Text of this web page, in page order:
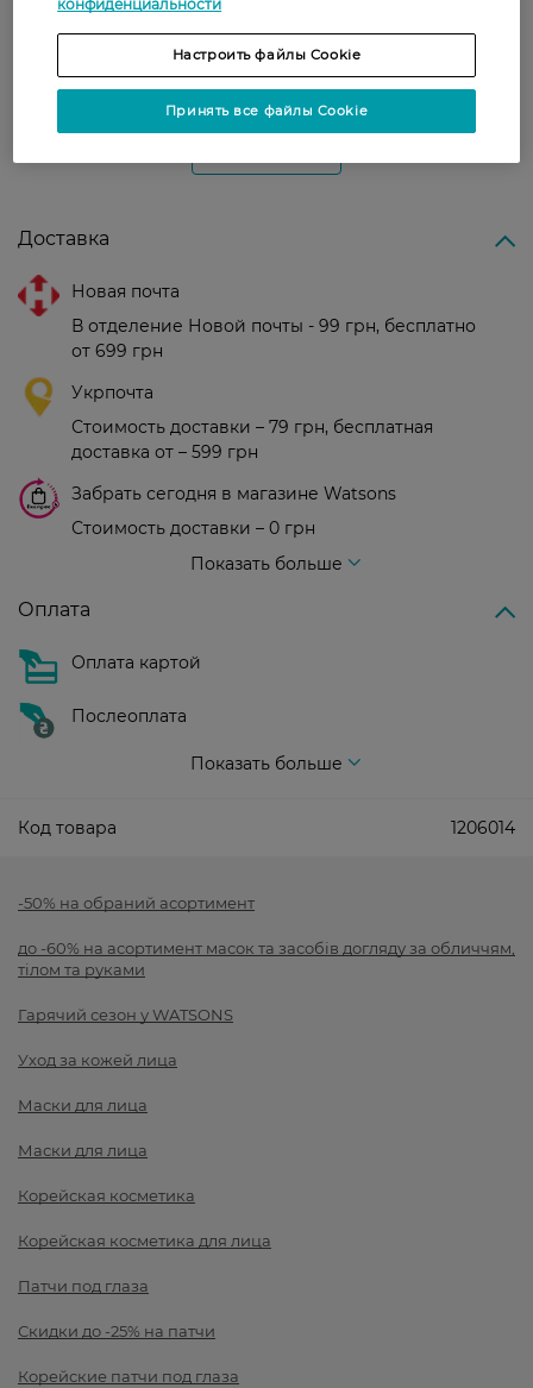
Олена
Хорошо омолаживают, эффект
заметный
Доставка
Новая почта
В отделение Новой почты - 99 грн, бесплатно
от 699 грн
Укрпочта
Стоимость доставки – 79 грн, бесплатная
доставка от – 599 грн
Забрать сегодня в магазине Watsons
Стоимость доставки – 0 грн
Показать больше
Оплата
Оплата картой
Послеоплата
Показать больше
Код товара 1206014
-50% на обраний асортимент
до -60% на асортимент масок та засобів догляду за обличчям,
тілом та руками
Гарячий сезон у WATSONS
Уход за кожей лица
Маски для лица
Маски для лица
Корейская косметика
Корейская косметика для лица
Патчи под глаза
Скидки до -25% на патчи
Корейские патчи под глаза
конфиденциальности
Настроить файлы Cookie
Принять все файлы Cookie